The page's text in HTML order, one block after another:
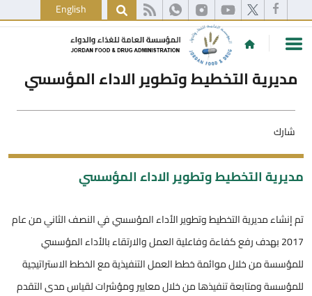
English
مديرية التخطيط وتطوير الاداء المؤسسي
شارك
مديرية التخطيط وتطوير الاداء المؤسسي
تم إنشاء مديرية التخطيط وتطوير الأداء المؤسسي في النصف الثاني من عام
2017 بهدف رفع كفاءة وفاعلية العمل والارتقاء بالأداء المؤسسي
للمؤسسة من خلال موائمة خطط العمل التنفيذية مع الخطط الاستراتيجية
للمؤسسة ومتابعة تنفيذها من خلال معايير ومؤشرات لقياس مدى التقدم